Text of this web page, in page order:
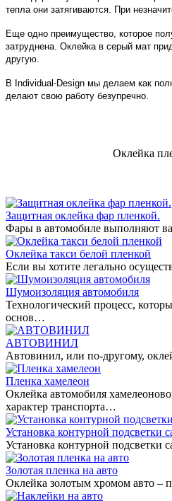
тепла они затягиваются. При
Еще одно преимущество, которое
затруднена. Оклейка в серый мат
другую.
В Individual-Design мы делаем как
делают свою работу безупречно.
Оклейка
Защитная оклейка фар пленкой.
Фары в автомобиле выполняют
Оклейка такси белой пленкой
Если вы хотите легально
Шумоизоляция автомобиля
Технологический процесс,
основ…
АВТОВИНИЛ
Автовинил, или по-другому,
Пленка хамелеон
Оклейка автомобиля
характер транспорта…
Установка контурной подсветки
Установка контурной подсветки
Золотая пленка на авто
Оклейка золотым хромом авто –